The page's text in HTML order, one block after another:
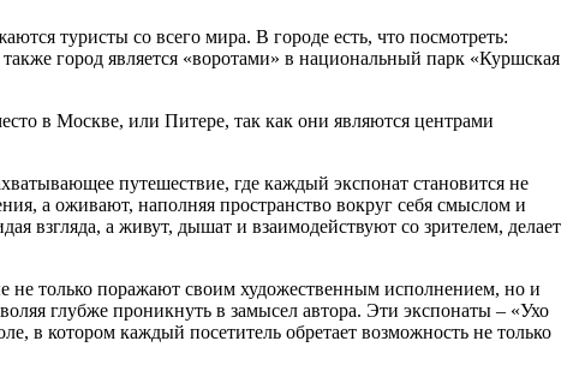
туристы со всего мира. В городе есть, что посмотреть:
город является «воротами» в национальный парк «Куршская
в Москве, или Питере, так как они являются центрами
путешествие, где каждый экспонат становится не
а оживают, наполняя пространство вокруг себя смыслом и
взгляда, а живут, дышат и взаимодействуют со зрителем, делает
только поражают своим художественным исполнением, но и
глубже проникнуть в замысел автора. Эти экспонаты – «Ухо
в котором каждый посетитель обретает возможность не только